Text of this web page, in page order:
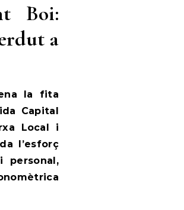
Boi:
a
la fita
Capital
Local i
l’esforç
personal,